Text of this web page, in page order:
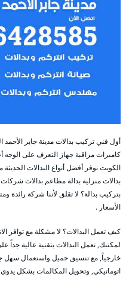
أول فني تركيب بدالات مدينة جابر
كاميرات مراقبة جهاز التعرف على
الكويت نوفر أفضل أنواع البدالات
بدالات منزلية بدالة مطاعم بدالات شركات
بتركيب بدالة؟ لا تقلق لأننا شركة
الأسعار .
كيف تعمل البدالات؟ لا مشكلة مع توافر
لمكتبك, تعمل البدالات بتقنية عالية جداً
خارجياً, مع تنسيق جميل واستعمال سهل
اتوماتيكي, وتحويل المكالمات بشكل يدوي